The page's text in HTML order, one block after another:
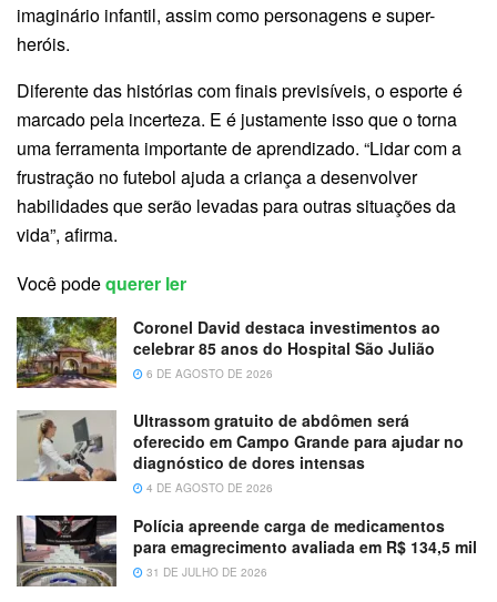
imaginário infantil, assim como personagens e super-
heróis.
Diferente das histórias com finais previsíveis, o esporte é
marcado pela incerteza. E é justamente isso que o torna
uma ferramenta importante de aprendizado. “Lidar com a
frustração no futebol ajuda a criança a desenvolver
habilidades que serão levadas para outras situações da
vida”, afirma.
Você podequerer ler
Coronel David destaca investimentos ao
celebrar 85 anos do Hospital São Julião
6 DE AGOSTO DE 2026
Ultrassom gratuito de abdômen será
oferecido em Campo Grande para ajudar no
diagnóstico de dores intensas
4 DE AGOSTO DE 2026
Polícia apreende carga de medicamentos
para emagrecimento avaliada em R$ 134,5 mil
31 DE JULHO DE 2026